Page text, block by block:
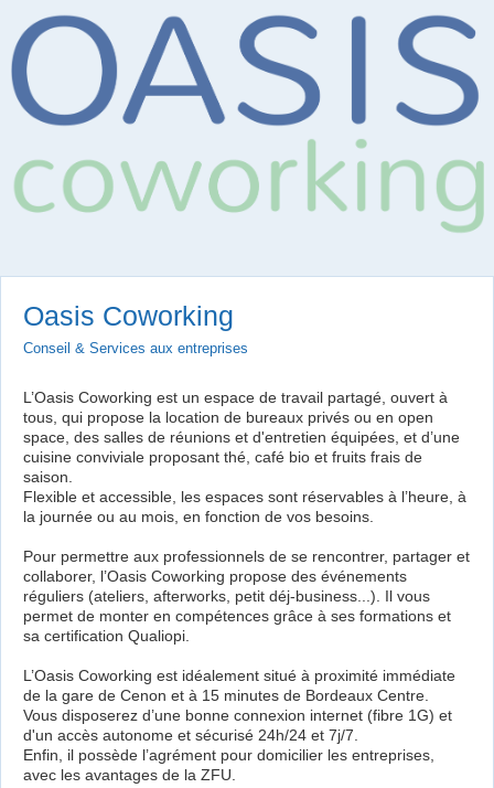
Oasis Coworking
Conseil & Services aux entreprises
L’Oasis Coworking est un espace de travail partagé, ouvert à
tous, qui propose la location de bureaux privés ou en open
space, des salles de réunions et d'entretien équipées, et d’une
cuisine conviviale proposant thé, café bio et fruits frais de
saison.
Flexible et accessible, les espaces sont réservables à l’heure, à
la journée ou au mois, en fonction de vos besoins.
Pour permettre aux professionnels de se rencontrer, partager et
collaborer, l’Oasis Coworking propose des événements
réguliers (ateliers, afterworks, petit déj-business...). Il vous
permet de monter en compétences grâce à ses formations et
sa certification Qualiopi.
L’Oasis Coworking est idéalement situé à proximité immédiate
de la gare de Cenon et à 15 minutes de Bordeaux Centre.
Vous disposerez d’une bonne connexion internet (fibre 1G) et
d'un accès autonome et sécurisé 24h/24 et 7j/7.
Enfin, il possède l’agrément pour domicilier les entreprises,
avec les avantages de la ZFU.